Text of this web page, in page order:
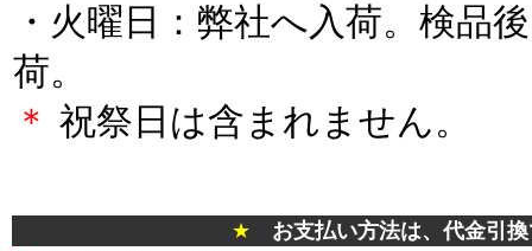
・火曜日：弊社へ入荷。検品
荷。
＊ 祝祭日は含まれません。
★ お支払い方法は、代金引